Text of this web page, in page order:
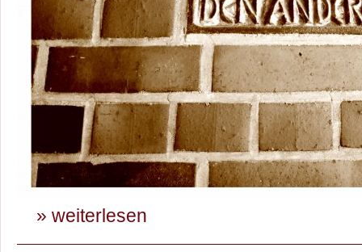
» weiterlesen